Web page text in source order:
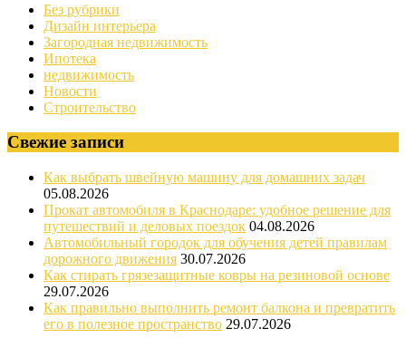
Без рубрики
Дизайн интерьера
Загородная недвижимость
Ипотека
недвижимость
Новости
Строительство
Свежие записи
Как выбрать швейную машину для домашних задач
05.08.2026
Прокат автомобиля в Краснодаре: удобное решение для
путешествий и деловых поездок 04.08.2026
Автомобильный городок для обучения детей правилам
дорожного движения 30.07.2026
Как стирать грязезащитные ковры на резиновой основе
29.07.2026
Как правильно выполнить ремонт балкона и превратить
его в полезное пространство 29.07.2026